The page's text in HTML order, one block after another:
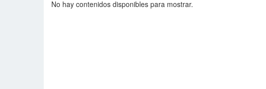
No hay contenidos disponibles para mostrar.